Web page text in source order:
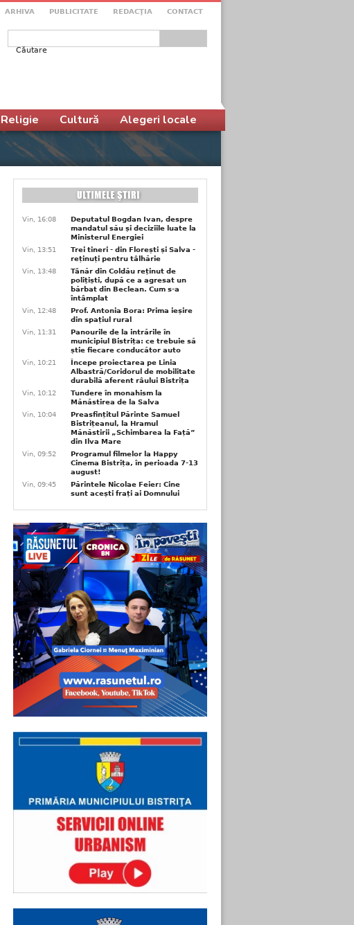
ARHIVA PUBLICITATE REDACŢIA CONTACT
Formular de căutare
Religie Cultură Alegeri locale
Vin, 16:08
Deputatul Bogdan Ivan, despre
mandatul său și deciziile luate la
Ministerul Energiei
Vin, 13:51
Trei tineri - din Florești și Salva -
reținuți pentru tâlhărie
Vin, 13:48
Tânăr din Coldău reținut de
polițiști, după ce a agresat un
bărbat din Beclean. Cum s-a
întâmplat
Vin, 12:48
Prof. Antonia Bora: Prima ieșire
din spațiul rural
Vin, 11:31
Panourile de la intrările în
municipiul Bistrița: ce trebuie să
știe fiecare conducător auto
Vin, 10:21
Începe proiectarea pe Linia
Albastră/Coridorul de mobilitate
durabilă aferent râului Bistrița
Vin, 10:12
Tundere în monahism la
Mănăstirea de la Salva
Vin, 10:04
Preasfințitul Părinte Samuel
Bistrițeanul, la Hramul
Mănăstirii „Schimbarea la Față”
din Ilva Mare
Vin, 09:52
Programul filmelor la Happy
Cinema Bistrița, în perioada 7-13
august!
Vin, 09:45
Părintele Nicolae Feier: Cine
sunt acești frați ai Domnului